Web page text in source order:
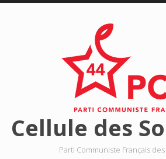
Aller au contenu principal
Cellule des
Parti Communiste Français